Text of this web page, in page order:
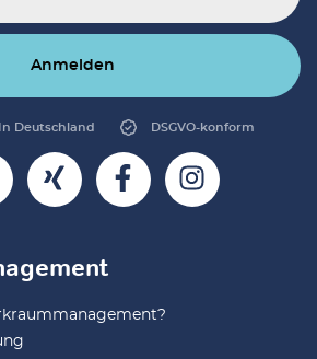
Anmelden
Deutschland DSGVO-konform